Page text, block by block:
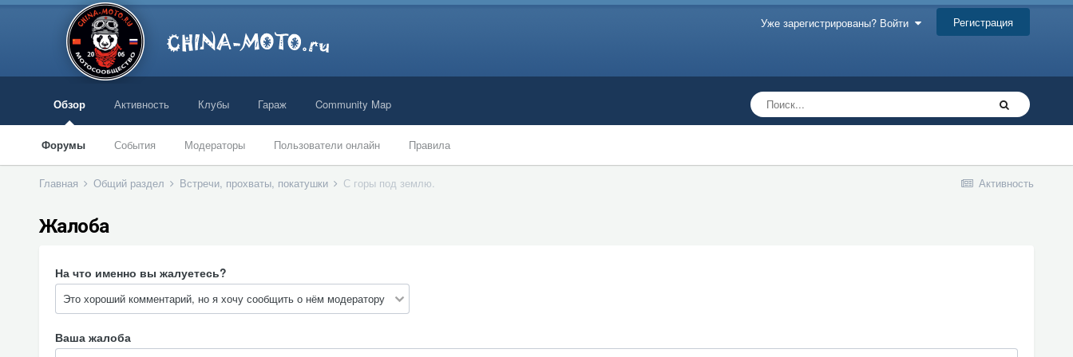
Уже зарегистрированы? Войти Регистрация
Обзор
Форумы События Модераторы Пользователи онлайн Правила
Активность Клубы Гараж Community Map
Активность
Главная Общий раздел Встречи, прохваты, покатушки С горы под землю.
Жалоба
На что именно вы жалуетесь?
Ваша жалоба